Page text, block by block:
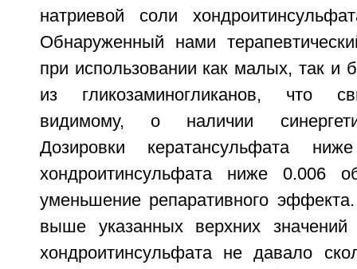
натриевой соли
Обнаруженный нами
при использовании как малых, так и
из гликозаминогликанов, что
видимому, о наличии
Дозировки кератансульфата
хондроитинсульфата ниже 0.006
уменьшение репаративного
выше указанных верхних значений
хондроитинсульфата не давало